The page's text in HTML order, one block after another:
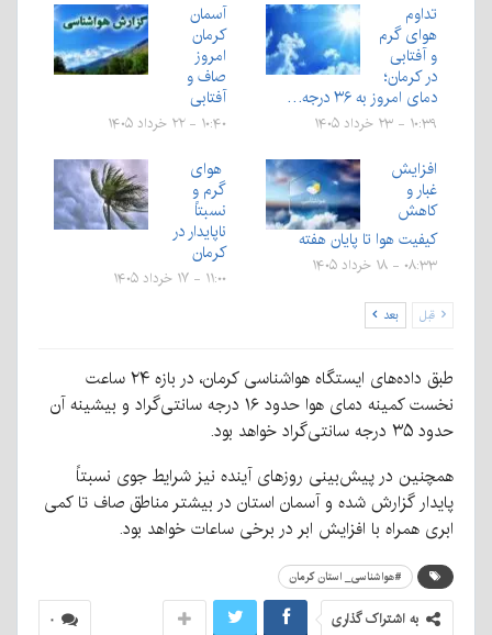
تداوم
هوای گرم
و آفتابی
در کرمان؛
دمای امروز به ۳۶ درجه…
۱۰:۳۹ - ۲۳ خرداد ۱۴۰۵
آسمان
کرمان
امروز
صاف و
آفتابی
۱۰:۴۰ - ۲۲ خرداد ۱۴۰۵
افزایش
غبار و
کاهش
کیفیت هوا تا پایان هفته
۰۸:۳۳ - ۱۸ خرداد ۱۴۰۵
هوای
گرم و
نسبتاً
ناپایدار در
کرمان
۱۱:۰۰ - ۱۷ خرداد ۱۴۰۵
قبل بعد
طبق داده‌های ایستگاه هواشناسی کرمان، در بازه ۲۴ ساعت
نخست کمینه دمای هوا حدود ۱۶ درجه سانتی‌گراد و بیشینه آن
حدود ۳۵ درجه سانتی‌گراد خواهد بود.
همچنین در پیش‌بینی روزهای آینده نیز شرایط جوی نسبتاً
پایدار گزارش شده و آسمان استان در بیشتر مناطق صاف تا کمی
ابری همراه با افزایش ابر در برخی ساعات خواهد بود.
#هواشناسی_ استان کرمان
۰ به اشتراک گذاری